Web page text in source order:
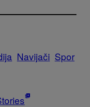
Navijači Spor